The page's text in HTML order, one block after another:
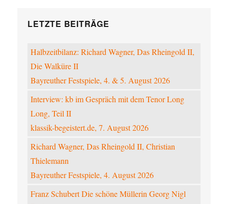
LETZTE BEITRÄGE
Halbzeitbilanz: Richard Wagner, Das Rheingold II,
Die Walküre II
Bayreuther Festspiele, 4. & 5. August 2026
Interview: kb im Gespräch mit dem Tenor Long
Long, Teil II
klassik-begeistert.de, 7. August 2026
Richard Wagner, Das Rheingold II, Christian
Thielemann
Bayreuther Festspiele, 4. August 2026
Franz Schubert Die schöne Müllerin Georg Nigl